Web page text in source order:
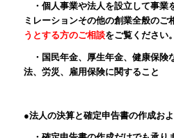
・個人事業や法人を設立して事業
ミレーションその他の創業全般のご
うとする方のご相談をご覧ください。
・国民年金、厚生年金、健康保
法、労災、雇用保険に関すること
●法人の決算と確定申告書の作成お